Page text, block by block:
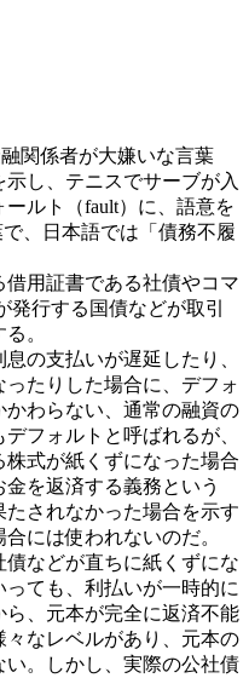
融関係者が大嫌いな言葉
し、テニスでサーブが入
ルト（fault）に、語意を
、日本語では「債務不履
用証書である社債やコマ
行する国債などが取引
。
の支払いが遅延したり、
たりした場合に、デフォ
わらない、通常の融資の
フォルトと呼ばれるが、
式が紙くずになった場合
を返済する義務という
たされなかった場合を示す
には使われないのだ。
などが直ちに紙くずにな
ても、利払いが一時的に
、元本が完全に返済不能
なレベルがあり、元本の
。しかし、実際の公社債